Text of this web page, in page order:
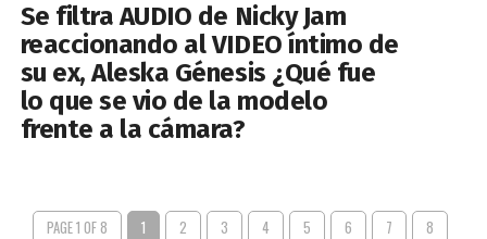
Se filtra AUDIO de Nicky Jam
reaccionando al VIDEO íntimo de
su ex, Aleska Génesis ¿Qué fue
lo que se vio de la modelo
frente a la cámara?
PAGE 1 OF 8 1 2 3 4 5 6 7 8